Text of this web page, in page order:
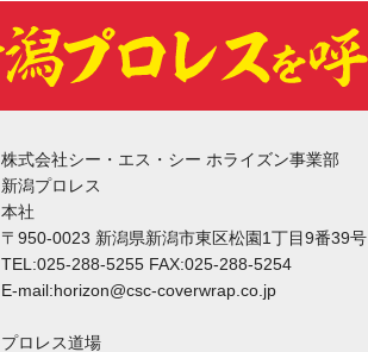
株式会社シー・エス・シー ホライズン事業部
新潟プロレス
本社
〒950-0023 新潟県新潟市東区松園1丁目9番39号
TEL:025-288-5255 FAX:025-288-5254
E-mail:horizon@csc-coverwrap.co.jp
プロレス道場